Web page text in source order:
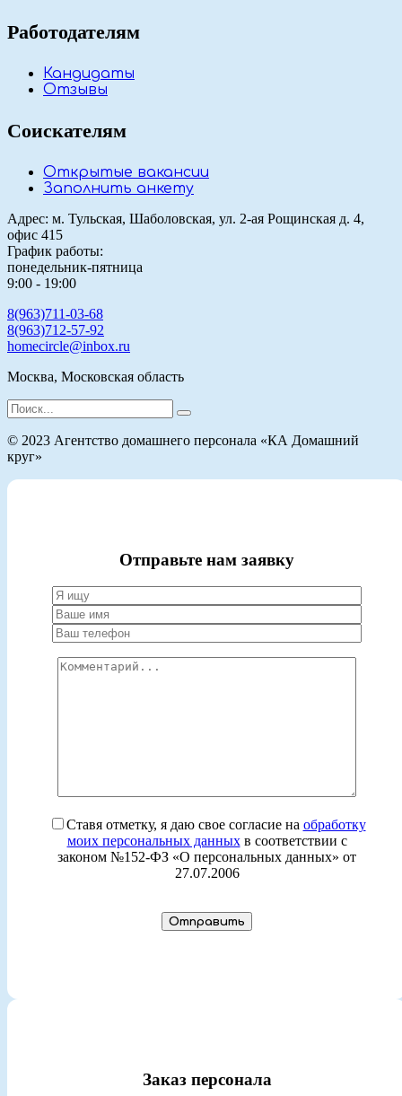
Работодателям
Кандидаты
Отзывы
Соискателям
Открытые вакансии
Заполнить анкету
Адрес: м. Тульская, Шаболовская, ул. 2-ая Рощинская д. 4,
офис 415
График работы:
понедельник-пятница
9:00 - 19:00
8(963)711-03-68
8(963)712-57-92
homecircle@inbox.ru
Москва, Московская область
Search
for:
© 2023 Агентство домашнего персонала «КА Домашний
круг»
Отправьте нам заявку
Ставя отметку, я даю свое согласие на обработку
моих персональных данныхв соответствии с
законом №152-ФЗ «О персональных данных» от
27.07.2006
Заказ персонала